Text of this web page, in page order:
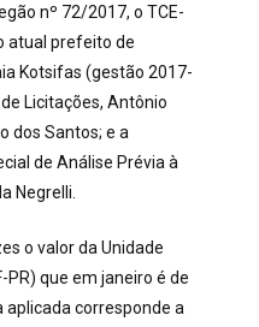
nº 72/2017, o TCE-
atual prefeito de
Kotsifas (gestão 2017-
Licitações, Antônio
dos Santos; e a
de Análise Prévia à
Negrelli.
o valor da Unidade
PR) que em janeiro é de
aplicada corresponde a